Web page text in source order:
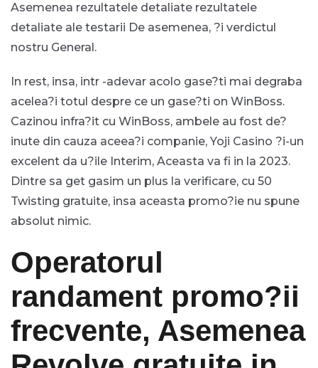
Asemenea rezultatele detaliate rezultatele
detaliate ale testarii De asemenea, ?i verdictul
nostru General.
In rest, insa, intr -adevar acolo gase?ti mai degraba
acelea?i totul despre ce un gase?ti on WinBoss.
Cazinou infra?it cu WinBoss, ambele au fost de?
inute din cauza aceea?i companie, Yoji Casino ?i-un
excelent da u?ile Interim, Aceasta va fi in la 2023.
Dintre sa get gasim un plus la verificare, cu 50
Twisting gratuite, insa aceasta promo?ie nu spune
absolut nimic.
Operatorul
randament promo?ii
frecvente, Asemenea